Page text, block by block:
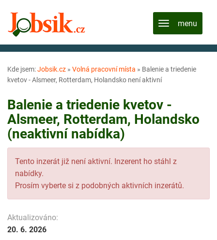
Kde jsem:Jobsik.cz » Volná pracovní místa » Balenie a triedenie
kvetov - Alsmeer, Rotterdam, Holandsko není aktivní
Balenie a triedenie kvetov -
Alsmeer, Rotterdam, Holandsko
(neaktivní nabídka)
Tento inzerát již není aktivní. Inzerent ho stáhl z
nabídky.
Prosím vyberte si z podobných aktivních inzerátů.
Aktualizováno:
20. 6. 2026